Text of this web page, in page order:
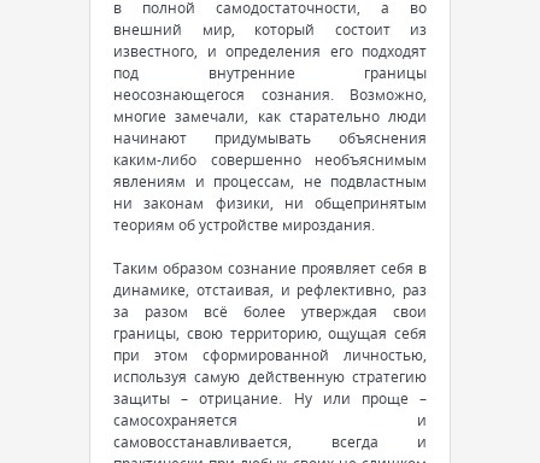
в полной самодостаточности, а во
внешний мир, который состоит из
известного, и определения его подходят
под внутренние границы
неосознающегося сознания. Возможно,
многие замечали, как старательно люди
начинают придумывать объяснения
каким-либо совершенно необъяснимым
явлениям и процессам, не подвластным
ни законам физики, ни общепринятым
теориям об устройстве мироздания.
Таким образом сознание проявляет себя в
динамике, отстаивая, и рефлективно, раз
за разом всё более утверждая свои
границы, свою территорию, ощущая себя
при этом сформированной личностью,
используя самую действенную стратегию
защиты – отрицание. Ну или проще –
самосохраняется и
самовосстанавливается, всегда и